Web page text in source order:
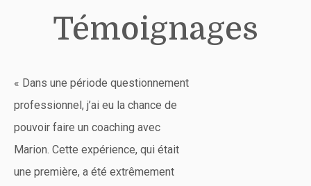
Témoignages
« Dans une période questionnement
professionnel, j’ai eu la chance de
pouvoir faire un coaching avec
Marion. Cette expérience, qui était
une première, a été extrêmement